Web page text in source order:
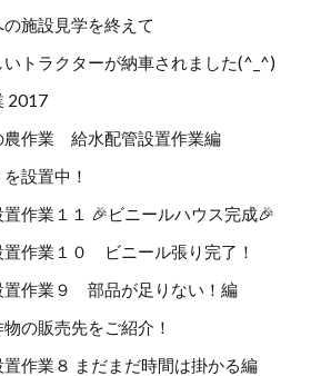
施設見学を終えて
トラクターが納車されました(^_^)
2017
農作業 給水配管設置作業編
設置中！
作業１１ 🎉ビニールハウス完成🎉
置作業１０ ビニール張り完了！
置作業９ 部品が足りない！編
の販売先をご紹介！
作業８ まだまだ時間は掛かる編